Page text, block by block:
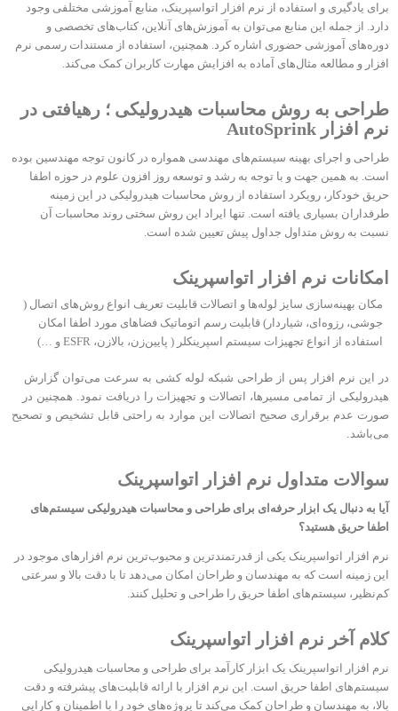
برای یادگیری و استفاده از نرم‌ افزار اتواسپرینک، منابع آموزشی مختلفی وجود
دارد. از جمله این منابع می‌توان به آموزش‌های آنلاین، کتاب‌های تخصصی و
دوره‌های آموزشی حضوری اشاره کرد. همچنین، استفاده از مستندات رسمی نرم‌
افزار و مطالعه مثال‌های آماده به افزایش مهارت کاربران کمک می‌کند.
طراحی به روش محاسبات هیدرولیکی ؛ رهیافتی در
نرم افزار AutoSprink
طراحی و اجرای بهینه سیستم‌های مهندسی همواره در کانون توجه مهندسین بوده
است. به همین جهت و با توجه به رشد و توسعه روز افزون علوم در حوزه اطفا
حریق خودکار، رویکرد استفاده از روش محاسبات هیدرولیکی در این زمینه
طرفداران بسیاری یافته است. تنها ایراد این روش سختی روند محاسبات آن
نسبت به روش متداول جداول پیش تعیین شده است.
امکانات نرم افزار اتواسپرینک
مکان بهینه‌سازی سایز لوله‌ها و اتصالات قابلیت تعریف انواع روش‌های اتصال (
جوشی، رزوه‌ای، شیاردار) قابلیت رسم اتوماتیک فضاهای مورد اطفا امکان
استفاده از انواع تجهیزات سیستم اسپرینکلر ( پایین‌زن، بالازن، ESFR و …)
در این نرم افزار پس از طراحی شبکه لوله کشی به سرعت می‌توان گزارش
هیدرولیکی از تمامی مسیرها، اتصالات و تجهیزات را دریافت نمود. همچنین در
صورت عدم برقراری صحیح اتصالات این موارد به راحتی قابل تشخیص و تصحیح
می‌باشد.
سوالات متداول نرم افزار اتواسپرینک
آیا به دنبال یک ابزار حرفه‌ای برای طراحی و محاسبات هیدرولیکی سیستم‌های
اطفا حریق هستید؟
نرم‌ افزار اتواسپرینک یکی از قدرتمندترین و محبوب‌ترین نرم‌ افزارهای موجود در
این زمینه است که به مهندسان و طراحان امکان می‌دهد تا با دقت بالا و سرعتی
کم‌نظیر، سیستم‌های اطفا حریق را طراحی و تحلیل کنند.
کلام آخر نرم افزار اتواسپرینک
نرم‌ افزار اتواسپرینک یک ابزار کارآمد برای طراحی و محاسبات هیدرولیکی
سیستم‌های اطفا حریق است. این نرم‌ افزار با ارائه قابلیت‌های پیشرفته و دقت
بالا، به مهندسان و طراحان کمک می‌کند تا پروژه‌های خود را با اطمینان و کارایی